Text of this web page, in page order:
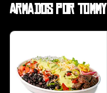
Armados por Tommy